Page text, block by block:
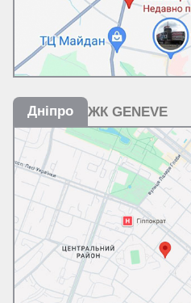
Дніпро ЖК GENEVE